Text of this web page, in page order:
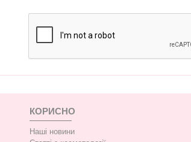
КОРИСНО
Наші новини